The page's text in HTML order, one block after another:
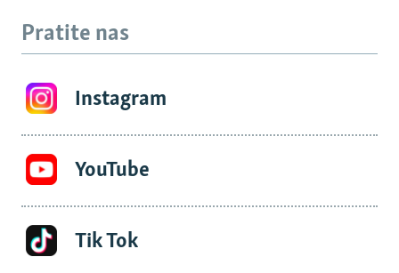
Pratite nas
Instagram
YouTube
Tik Tok